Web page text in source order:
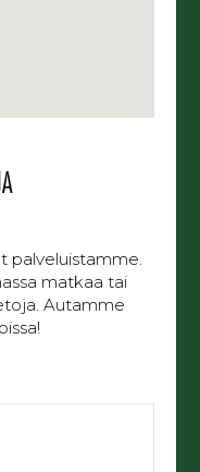
palveluistamme.
matkaa tai
Autamme